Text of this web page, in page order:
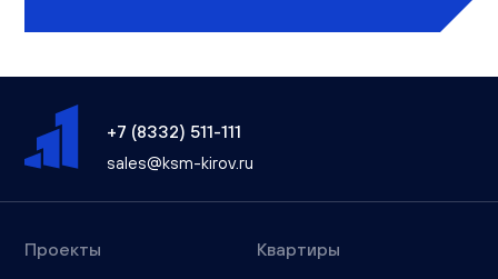
+7 (8332) 511-111
sales@ksm-kirov.ru
Проекты Квартиры